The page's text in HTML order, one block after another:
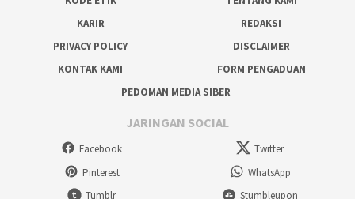
KARIR
REDAKSI
PRIVACY POLICY
DISCLAIMER
KONTAK KAMI
FORM PENGADUAN
PEDOMAN MEDIA SIBER
JARINGAN SOCIAL
Facebook
Twitter
Pinterest
WhatsApp
Tumblr
Stumbleupon